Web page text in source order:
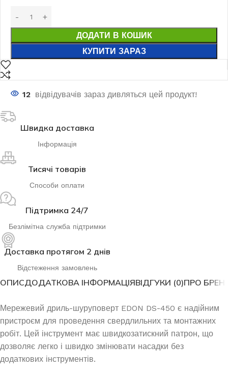
ДОДАТИ В КОШИК
КУПИТИ ЗАРАЗ
12 відвідувачів зараз дивляться цей продукт!
Швидка доставка
Інформація
Тисячі товарів
Способи оплати
Підтримка 24/7
Безлімітна служба підтримки
Доставка протягом 2 днів
Відстеження замовлень
ОПИСДОДАТКОВА ІНФОРМАЦІЯВІДГУКИ (0)ПРО
Мережевий дриль-шуруповерт EDON DS-450 є надійним
пристроєм для проведення свердлильних та монтажних
робіт. Цей інструмент має швидкозатискний патрон, що
дозволяє легко і швидко змінювати насадки без
додаткових інструментів.